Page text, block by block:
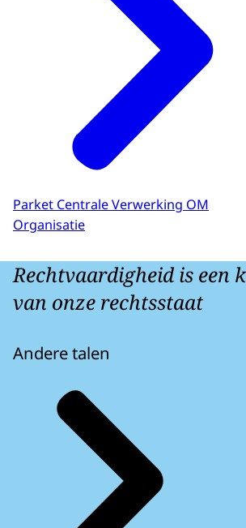
Parket Centrale Verwerking OM
Organisatie
Rechtvaardigheid is een
van onze rechtsstaat
Andere talen